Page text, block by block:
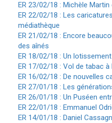
ER 23/02/18 : Michèle
ER 22/02/18 : Les
médiathèque
ER 21/02/18 : Encore
des aînés
ER 18/02/18 : Un
ER 17/02/18 : Vol de tabac à
ER 16/02/18 : De nouvelles
ER 27/01/18 : Les
ER 26/01/18 : Un Puséen
ER 22/01/18 : Emmanuel
ER 14/01/18 : Daniel